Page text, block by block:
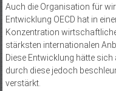
Auch die Organisation für
Entwicklung OECD hat in
Konzentration
stärksten internationalen
Diese Entwicklung hätte
durch diese jedoch
verstärkt.